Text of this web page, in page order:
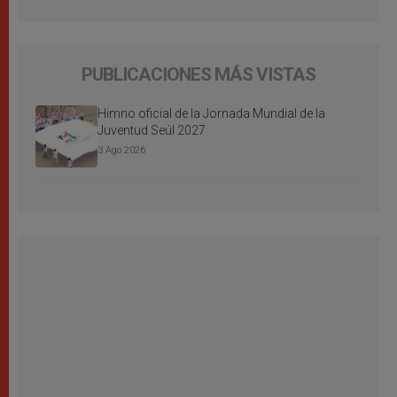
PUBLICACIONES MÁS VISTAS
Himno oficial de la Jornada Mundial de la
Juventud Seúl 2027
3 Ago 2026